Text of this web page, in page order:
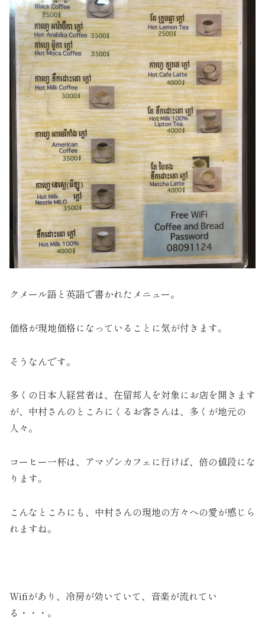
クメール語と英語で書かれたメニュー。
価格が現地価格になっていることに気が付きます。
そうなんです。
多くの日本人経営者は、在留邦人を対象にお店を開きます
が、中村さんのところにくるお客さんは、多くが地元の
人々。
コーヒー一杯は、アマゾンカフェに行けば、倍の値段にな
ります。
こんなところにも、中村さんの現地の方々への愛が感じら
れますね。
Wifiがあり、冷房が効いていて、音楽が流れてい
る・・・。